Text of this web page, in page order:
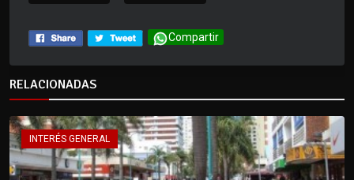
Compartir
RELACIONADAS
INTERÉS GENERAL